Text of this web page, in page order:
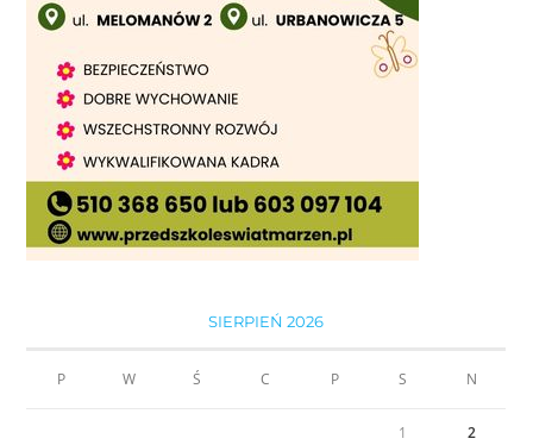
SIERPIEŃ 2026
P W Ś C P S N
1 2